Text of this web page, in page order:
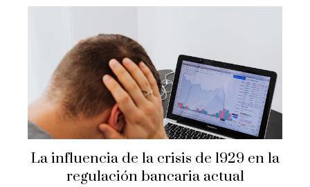
La influencia de la crisis de 1929 en la
regulación bancaria actual